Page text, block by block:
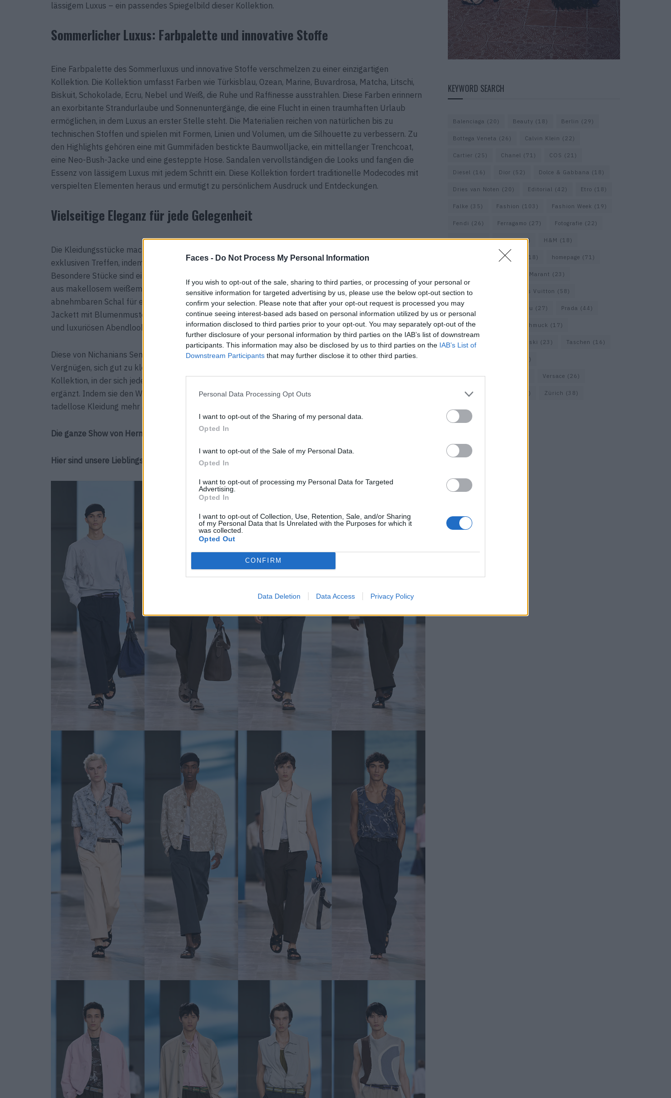
Faces - Do Not Process My Personal Information
If you wish to opt-out of the sale, sharing to third parties, or processing of your personal or
sensitive information for targeted advertising by us, please use the below opt-out section to
confirm your selection. Please note that after your opt-out request is processed you may
continue seeing interest-based ads based on personal information utilized by us or personal
information disclosed to third parties prior to your opt-out. You may separately opt-out of the
further disclosure of your personal information by third parties on the IAB’s list of downstream
participants. This information may also be disclosed by us to third parties on the IAB’s List of
Downstream Participants that may further disclose it to other third parties.
Personal Data Processing Opt Outs
I want to opt-out of the Sharing of my personal data.
Opted In
I want to opt-out of the Sale of my Personal Data.
Opted In
I want to opt-out of processing my Personal Data for Targeted
Advertising.
Opted In
I want to opt-out of Collection, Use, Retention, Sale, and/or Sharing
of my Personal Data that Is Unrelated with the Purposes for which it
was collected.
Opted Out
CONFIRM
Data Deletion Data Access Privacy Policy
lässigem Luxus – ein passendes Spiegelbild dieser Kollektion.
Sommerlicher Luxus: Farbpalette und innovative Stoffe
Eine Farbpalette des Sommerluxus und innovative Stoffe verschmelzen zu einer einzigartigen
Kollektion. Die Kollektion umfasst Farben wie Türkisblau, Ozean, Marine, Buvardrosa, Matcha, Litschi,
Biskuit, Schokolade, Ecru, Nebel und Weiß, die Ruhe und Raffinesse ausstrahlen. Diese Farben erinnern
an exorbitante Strandurlaube und Sonnenuntergänge, die eine Flucht in einen traumhaften Urlaub
ermöglichen, in dem Luxus an erster Stelle steht. Die Materialien reichen von natürlichen bis zu
technischen Stoffen und spielen mit Formen, Linien und Volumen, um die Silhouette zu verbessern. Zu
den Highlights gehören eine mit Gummifäden bestickte Baumwolljacke, ein mittellanger Trenchcoat,
eine Neo-Bush-Jacke und eine gesteppte Hose. Sandalen vervollständigen die Looks und fangen die
Essenz von lässigem Luxus mit jedem Schritt ein. Diese Kollektion fordert traditionelle Modecodes mit
verspielten Elementen heraus und ermutigt zu persönlichem Ausdruck und Entdeckungen.
Vielseitige Eleganz für jede Gelegenheit
Die Kleidungsstücke machen mühelos den Übergang von Tageskleidung zu Abendveranstaltungen und
exklusiven Treffen, indem sie Raffinesse und Eleganz mit einem smarten Casual-Dresscode verbinden.
Besondere Stücke sind ein Lammleder-Sweatshirt mit einem Reitmotiv, eine ärmellose Bomberjacke
aus makellosem weißem Leder und ein Hemd mit einem geknoteten Kragen, der mit einem
abnehmbaren Schal für einen individuellen Stil versehen ist. Dunklere Stücke umfassen ein Dinner-
Jackett mit Blumenmuster, das mit Shorts und Ledersandalen kombiniert wird und so einen lockeren
und luxuriösen Abendlook bietet.
Diese von Nichanians Sensibilität geprägte Kollektion zelebriert den Reiz der Freiheit und das
Vergnügen, sich gut zu kleiden. Typisch für Nichanians Entwürfe für Hermès ist die Geschlossenheit der
Kollektion, in der sich jedes Teil mühelos mit anderen aus der aktuellen und früheren Kollektionen
ergänzt. Indem sie den Wohlstand von Old Money durch eine zeitgemäße Brille betrachtet, ist
tadellose Kleidung mehr als nur eine Wahl – sie ist eine Lebenseinstellung für den Hermès-Kunden.
Die ganze Show von Hermès Frühjahr/Sommer 2025 Herrenkollektion
Hier sind unsere Lieblings Looks
KEYWORD SEARCH
Balenciaga (20) Beauty (18) Berlin (29)
Bottega Veneta (26) Calvin Klein (22)
Cartier (25) Chanel (71) COS (21)
Diesel (16) Dior (52) Dolce & Gabbana (18)
Dries van Noten (20) Editorial (42) Etro (18)
Falke (35) Fashion (103) Fashion Week (19)
Fendi (26) Ferragamo (27) Fotografie (22)
Gucci(69) Guess(17) H&M (18)
Hermès (18) homepage (71)
Isabel Marant (23)
Jimmy Choo Louis Vuitton (58)
Max Mara Miu Miu (27) Prada (44)
Saint Laurent Schmuck (17)
Sportmax Swarovski (23) Taschen (16)
(33)
Vacheron Constantin Versace (26)
Wolford (18) Zürich (38)